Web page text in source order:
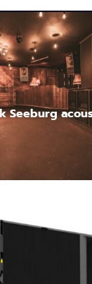
Seeburg